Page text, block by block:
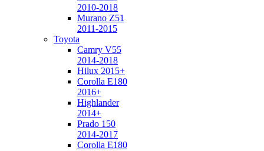
2010-2018
Murano Z51
2011-2015
Toyota
Camry V55
2014-2018
Hilux 2015+
Corolla E180
2016+
Highlander
2014+
Prado 150
2014-2017
Corolla E180